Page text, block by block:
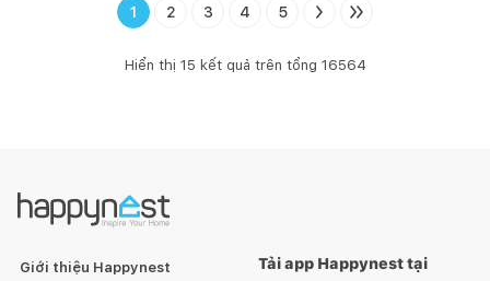
1 2 3 4 5
Hiển thị 15 kết quả trên tổng 16564
Giới thiệu Happynest
Tải app Happynest tại